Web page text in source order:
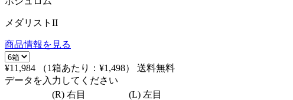
メダリストII
商品情報を見る
¥11,984 （1箱あたり： ¥1,498）
送料無料
データを入力してください
(R) 右目
(L) 左目